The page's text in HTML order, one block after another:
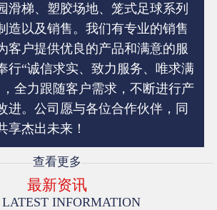
滑梯、塑胶场地、笼式足球系列
造以及销售。我们有专业的销售
客户提供优良的产品和满意的服
行“诚信求实、致力服务、唯求满
全力跟随客户需求，不断进行产
进。公司愿与各位合作伙伴，同
享杰出未来！
查看更多
最新资讯
INFORMATION